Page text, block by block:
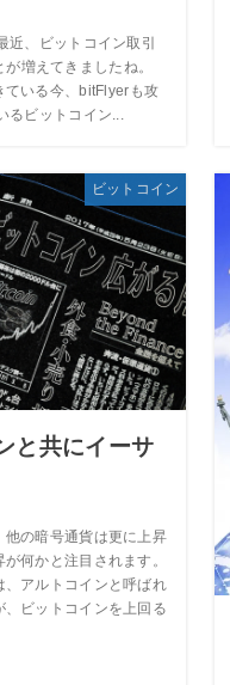
近、ビットコイン取引
増えてきましたね。
ている今、bitFlyerも攻
るビットコイン...
ビットコイン
と共にイーサ
他の暗号通貨は更に上昇
何かと注目されます。
、アルトコインと呼ばれ
ビットコインを上回る